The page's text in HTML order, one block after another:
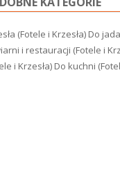
(Fotele i Krzesła) Do
i restauracji (Fotele i
i Krzesła) Do kuchni